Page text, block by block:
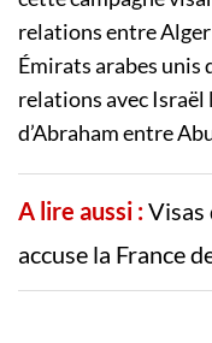
relations entre Alger
Émirats arabes unis
relations avec Israël
d’Abraham entre
A lire aussi :Visas
accuse la France